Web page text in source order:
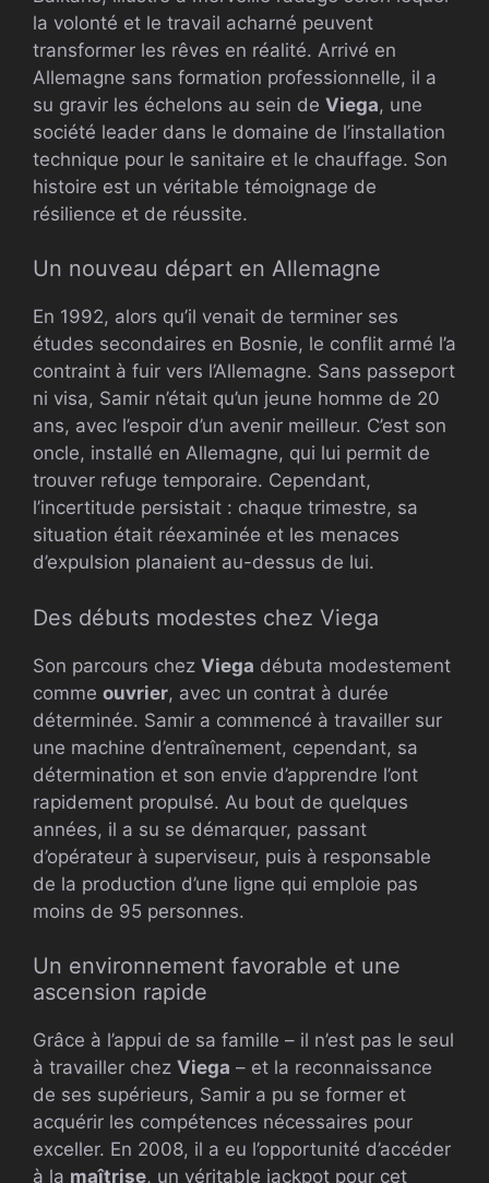
la volonté et le travail acharné peuvent
transformer les rêves en réalité. Arrivé en
Allemagne sans formation professionnelle, il a
su gravir les échelons au sein de Viega, une
société leader dans le domaine de l’installation
technique pour le sanitaire et le chauffage. Son
histoire est un véritable témoignage de
résilience et de réussite.
Un nouveau départ en Allemagne
En 1992, alors qu’il venait de terminer ses
études secondaires en Bosnie, le conflit armé l’a
contraint à fuir vers l’Allemagne. Sans passeport
ni visa, Samir n’était qu’un jeune homme de 20
ans, avec l’espoir d’un avenir meilleur. C’est son
oncle, installé en Allemagne, qui lui permit de
trouver refuge temporaire. Cependant,
l’incertitude persistait : chaque trimestre, sa
situation était réexaminée et les menaces
d’expulsion planaient au-dessus de lui.
Des débuts modestes chez Viega
Son parcours chez Viega débuta modestement
comme ouvrier, avec un contrat à durée
déterminée. Samir a commencé à travailler sur
une machine d’entraînement, cependant, sa
détermination et son envie d’apprendre l’ont
rapidement propulsé. Au bout de quelques
années, il a su se démarquer, passant
d’opérateur à superviseur, puis à responsable
de la production d’une ligne qui emploie pas
moins de 95 personnes.
Un environnement favorable et une
ascension rapide
Grâce à l’appui de sa famille – il n’est pas le seul
à travailler chez Viega – et la reconnaissance
de ses supérieurs, Samir a pu se former et
acquérir les compétences nécessaires pour
exceller. En 2008, il a eu l’opportunité d’accéder
à la maîtrise, un véritable jackpot pour cet